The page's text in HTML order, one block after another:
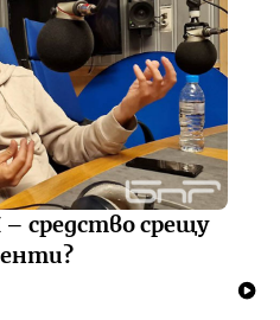
средство срещу